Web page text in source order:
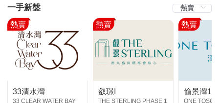
一手新盤
熱賣
33清水灣
33 CLEAR WATER BAY
熱賣
叡璟I
THE STERLING PHASE 1
熱賣
愉景灣
ONE